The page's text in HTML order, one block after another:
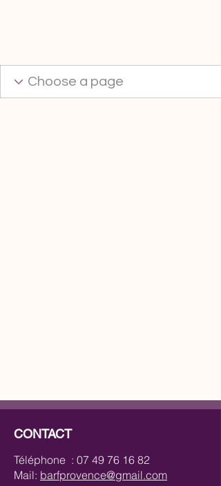
CONTACT
Téléphone : 07 49 76 16 82
Mail: barfprovence@gmail.com